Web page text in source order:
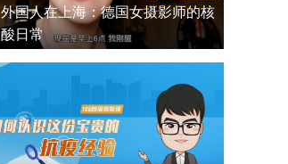
外国人在上海：德国女摄影师的核
酸日常